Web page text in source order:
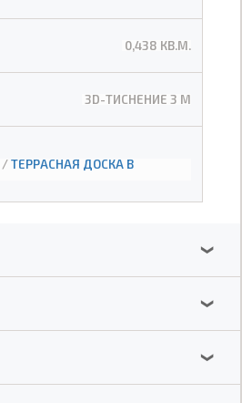
0,438 КВ.М.
3D-ТИСНЕНИЕ 3 М
/ТЕРРАСНАЯ ДОСКА В
❯
❯
❯